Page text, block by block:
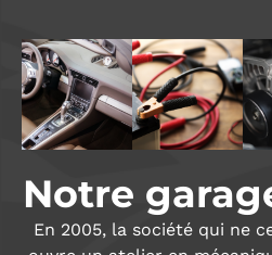
Notre
En 2005, la société qui ne